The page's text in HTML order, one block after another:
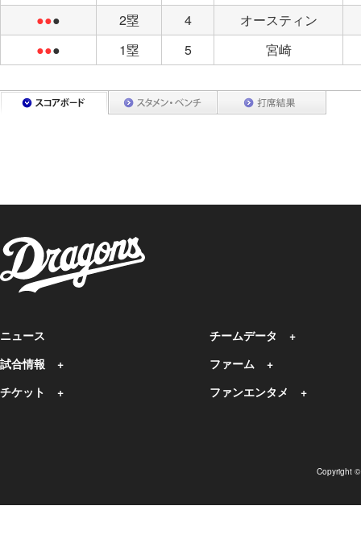
●●● 2塁 4
オースティン
●●● 1塁 5 宮崎
ニュース
試合情報
チケット
チームデータ
ファーム
ファンエンタメ
Copyright